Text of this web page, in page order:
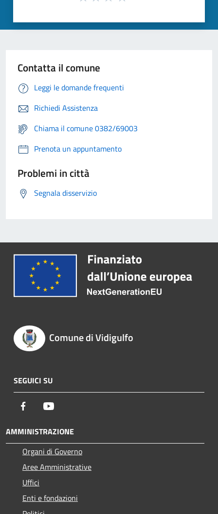
Contatta il comune
Leggi le domande frequenti
Richiedi Assistenza
Chiama il comune 0382/69003
Prenota un appuntamento
Problemi in città
Segnala disservizio
Comune di Vidigulfo
SEGUICI SU
Facebook
AMMINISTRAZIONE
Organi di Governo
Aree Amministrative
Uffici
Enti e fondazioni